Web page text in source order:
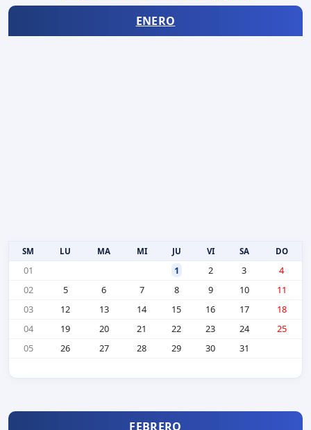
ENERO
SM LU MA MI JU VI SA DO
01 1 2 3
4
02
5 6 7 8 9 10
11
03
12 13 14 15 16 17
18
04
19 20 21 22 23 24
25
05
26 27 28 29 30 31
FEBRERO